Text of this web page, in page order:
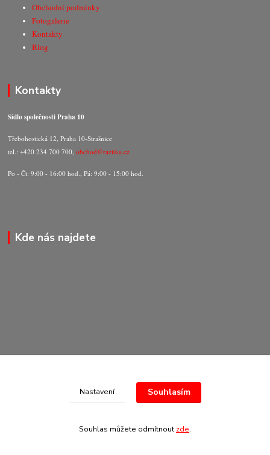
Obchodní podmínky
Fotogalerie
Kontakty
Blog
Kontakty
Sídlo společnosti Praha 10
Třebohostická 12, Praha 10-Strašnice
tel.: +420 234 700 700,obchod@razitka.cz
Po - Čt: 9:00 - 16:00 hod., Pá: 9:00 - 15:00 hod.
Kde nás najdete
© Copyright 2020-2026 Marking Center CZ a.s.
Nastavení Souhlasím
Souhlas můžete odmítnout zde.